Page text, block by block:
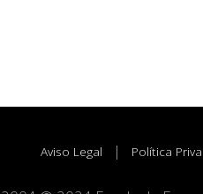
Aviso Legal | Política